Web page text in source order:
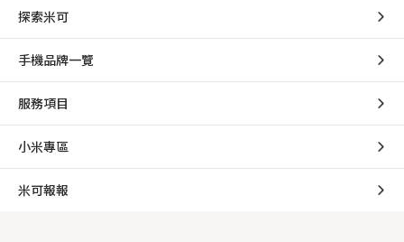
探索米可
手機品牌一覽
服務項目
小米專區
米可報報